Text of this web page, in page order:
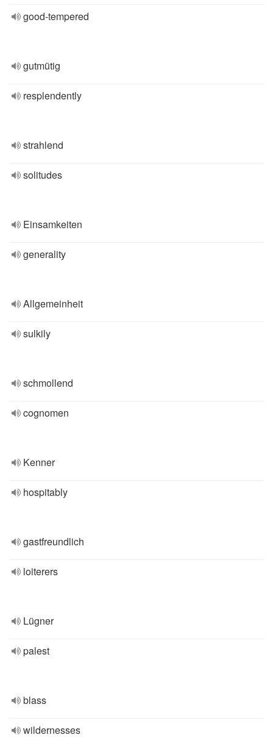
good-tempered
gutmütig
resplendently
strahlend
solitudes
Einsamkeiten
generality
Allgemeinheit
sulkily
schmollend
cognomen
Kenner
hospitably
gastfreundlich
loiterers
Lügner
palest
blass
wildernesses